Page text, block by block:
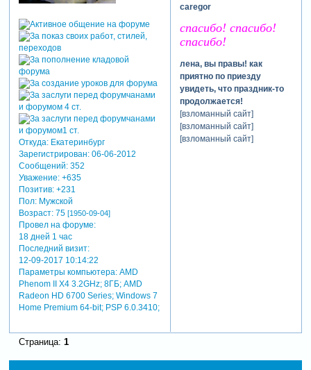
Откуда:Екатеринбург
Зарегистрирован: 06-06-2012
Сообщений:352
Уважение: +635
Позитив: +231
Пол:Мужской
Возраст:75 [1950-09-04]
Провел на форуме:
18 дней 1 час
Последний визит:
12-09-2017 10:14:22
Параметры компьютера:AMD
Phenom II X4 3.2GHz; 8ГБ; AMD
Radeon HD 6700 Series; Windows 7
Home Premium 64-bit; PSP 6.0.3410;
caregor
спасибо! спасибо!
спасибо!
лена, вы правы! как
приятно по приезду
увидеть, что праздник-то
продолжается!
[взломанный сайт]
[взломанный сайт]
[взломанный сайт]
Страница: 1